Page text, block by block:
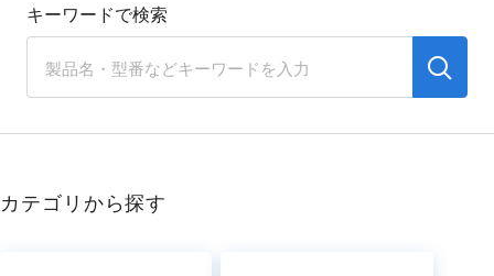
キーワードで検索
カテゴリから探す